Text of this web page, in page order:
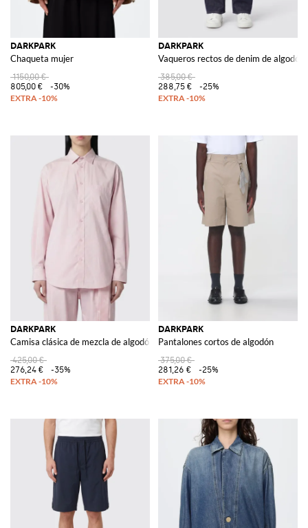
DARKPARK
Chaqueta mujer
1150,00 €
805,00 €
-30%
DARKPARK
Vaqueros rectos de denim de algodón
385,00 €
288,75 €
-25%
DARKPARK
Camisa clásica de mezcla de algodón
425,00 €
276,24 €
-35%
DARKPARK
Pantalones cortos de algodón
375,00 €
281,26 €
-25%